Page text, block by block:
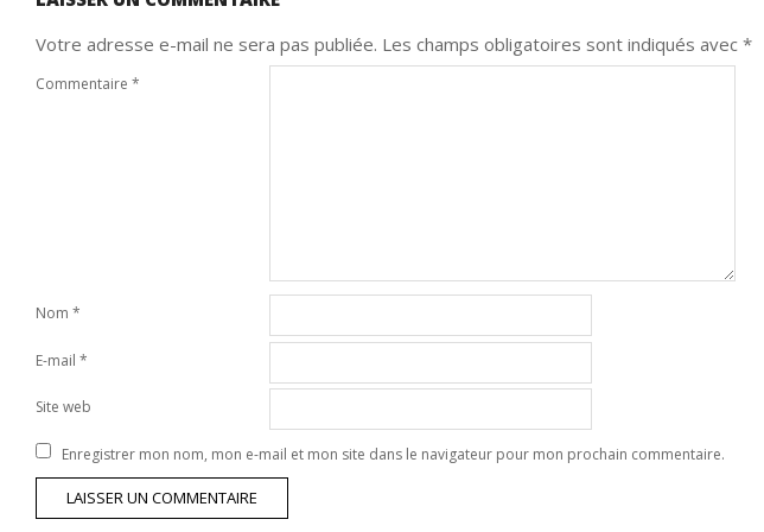
Votre adresse e-mail ne sera pas publiée. Les champs obligatoires sont indiqués avec *
Commentaire *
Nom *
E-mail *
Site web
Enregistrer mon nom, mon e-mail et mon site dans le navigateur pour mon prochain commentaire.